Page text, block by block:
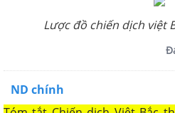
Lược đồ chiến dịch việt
ND chính